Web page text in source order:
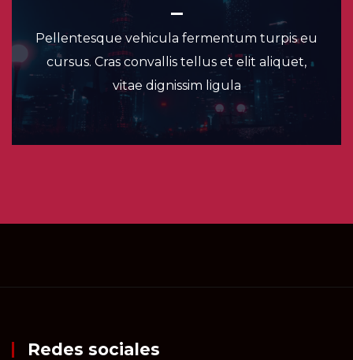
Pellentesque vehicula fermentum turpis eu
cursus. Cras convallis tellus et elit aliquet,
vitae dignissim ligula
Redes sociales